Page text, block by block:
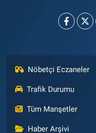
Nöbetçi Eczaneler
Trafik Durumu
Tüm Manşetler
Haber Arşivi